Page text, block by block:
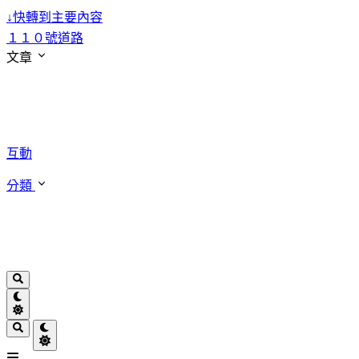
↓快轉到主要內容
１１０號道路
文章
互動
分類